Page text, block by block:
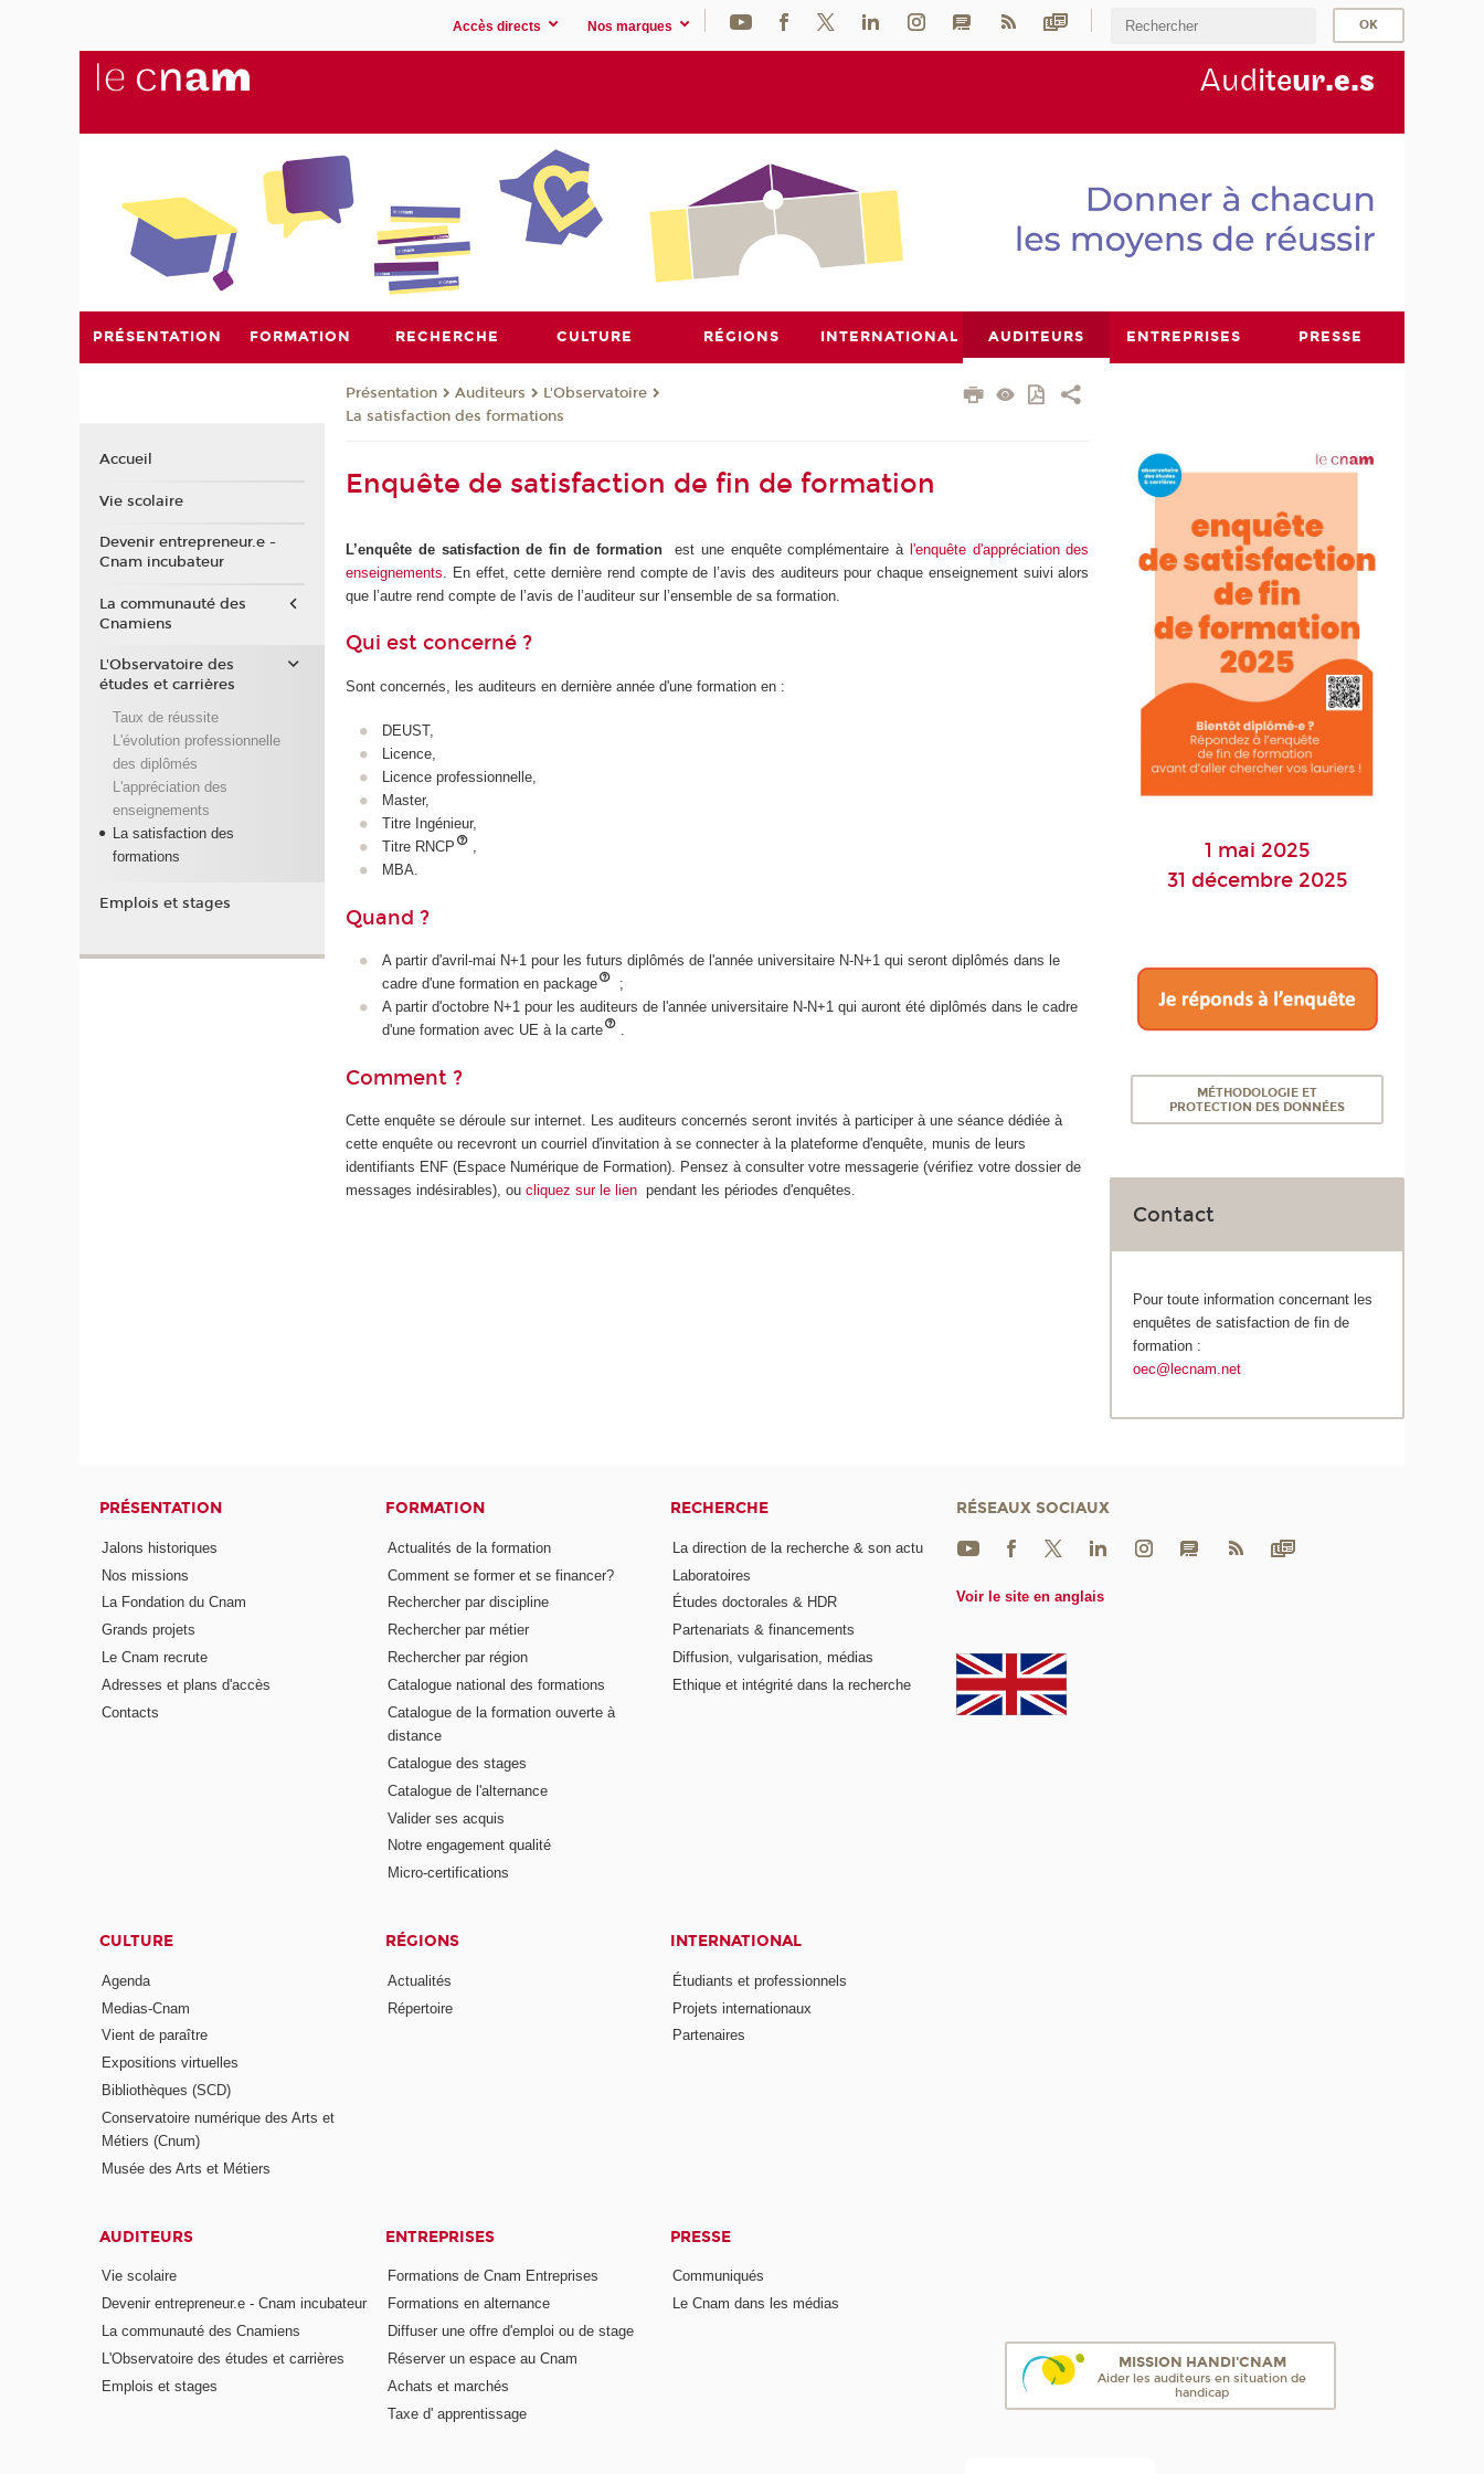
Accès directs Nos marques
Auditeur.e.s
PRÉSENTATION FORMATION RECHERCHE CULTURE RÉGIONS INTERNATIONAL AUDITEURS ENTREPRISES PRESSE
Présentation Auditeurs
L'Observatoire
La satisfaction des formations
Enquête de satisfaction de fin de formation
L’enquête de satisfaction de fin de formation est une enquête complémentaire à l'enquête d'appréciation des
enseignements . En effet, cette dernière rend compte de l’avis des auditeurs pour chaque enseignement suivi alors
que l’autre rend compte de l’avis de l’auditeur sur l’ensemble de sa formation.
Qui est concerné ?
Sont concernés, les auditeurs en dernière année d'une formation en :
DEUST,
Licence,
Licence professionnelle,
Master,
Titre Ingénieur,
Titre RNCP
,
MBA.
Quand ?
A partir d'avril-mai N+1 pour les futurs diplômés de l'année universitaire N-N+1 qui seront diplômés dans le
cadre d'une formation en package
;
A partir d'octobre N+1 pour les auditeurs de l'année universitaire N-N+1 qui auront été diplômés dans le cadre
d'une formation avec UE à la carte
.
Comment ?
Cette enquête se déroule sur internet. Les auditeurs concernés seront invités à participer à une séance dédiée à
cette enquête ou recevront un courriel d'invitation à se connecter à la plateforme d'enquête, munis de leurs
identifiants ENF (Espace Numérique de Formation). Pensez à consulter votre messagerie (vérifiez votre dossier de
messages indésirables), oucliquez sur le lien pendant les périodes d'enquêtes.
1 mai 2025
31 décembre 2025
MÉTHODOLOGIE ET
PROTECTION DES DONNÉES
Contact
Pour toute information concernant les
enquêtes de satisfaction de fin de
formation :
oec@lecnam.net
Accueil
Vie scolaire
Devenir entrepreneur.e -
Cnam incubateur
La communauté des
Cnamiens
L'Observatoire des
études et carrières
Taux de réussite
L'évolution professionnelle
des diplômés
L'appréciation des
enseignements
La satisfaction des
formations
Emplois et stages
PRÉSENTATION
Jalons historiques
Nos missions
La Fondation du Cnam
Grands projets
Le Cnam recrute
Adresses et plans d'accès
Contacts
FORMATION
Actualités de la formation
Comment se former et se financer?
Rechercher par discipline
Rechercher par métier
Rechercher par région
Catalogue national des formations
Catalogue de la formation ouverte à
distance
Catalogue des stages
Catalogue de l'alternance
Valider ses acquis
Notre engagement qualité
Micro-certifications
RECHERCHE
La direction de la recherche & son actu
Laboratoires
Études doctorales & HDR
Partenariats & financements
Diffusion, vulgarisation, médias
Ethique et intégrité dans la recherche
CULTURE
Agenda
Medias-Cnam
Vient de paraître
Expositions virtuelles
Bibliothèques (SCD)
Conservatoire numérique des Arts et
Métiers (Cnum)
Musée des Arts et Métiers
RÉGIONS
Actualités
Répertoire
INTERNATIONAL
Étudiants et professionnels
Projets internationaux
Partenaires
AUDITEURS
Vie scolaire
Devenir entrepreneur.e - Cnam incubateur
La communauté des Cnamiens
L'Observatoire des études et carrières
Emplois et stages
ENTREPRISES
Formations de Cnam Entreprises
Formations en alternance
Diffuser une offre d'emploi ou de stage
Réserver un espace au Cnam
Achats et marchés
Taxe d' apprentissage
PRESSE
Communiqués
Le Cnam dans les médias
RÉSEAUX SOCIAUX
Voir le site en anglais
MISSION HANDI'CNAM
Aider les auditeurs en situation de
handicap